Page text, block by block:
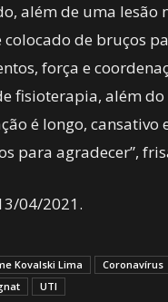
além de uma lesão
de bruços
força e
fisioterapia, além
é longo, cansativo
para agradecer”,
04/2021.
Kovalski Lima Coronavírus
UTI